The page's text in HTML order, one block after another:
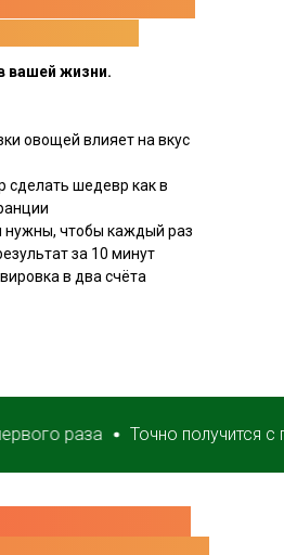
вашей жизни.
овощей влияет на вкус
сделать шедевр как в
нужны, чтобы каждый раз
за 10 минут
в два счёта
раза Точно получится с